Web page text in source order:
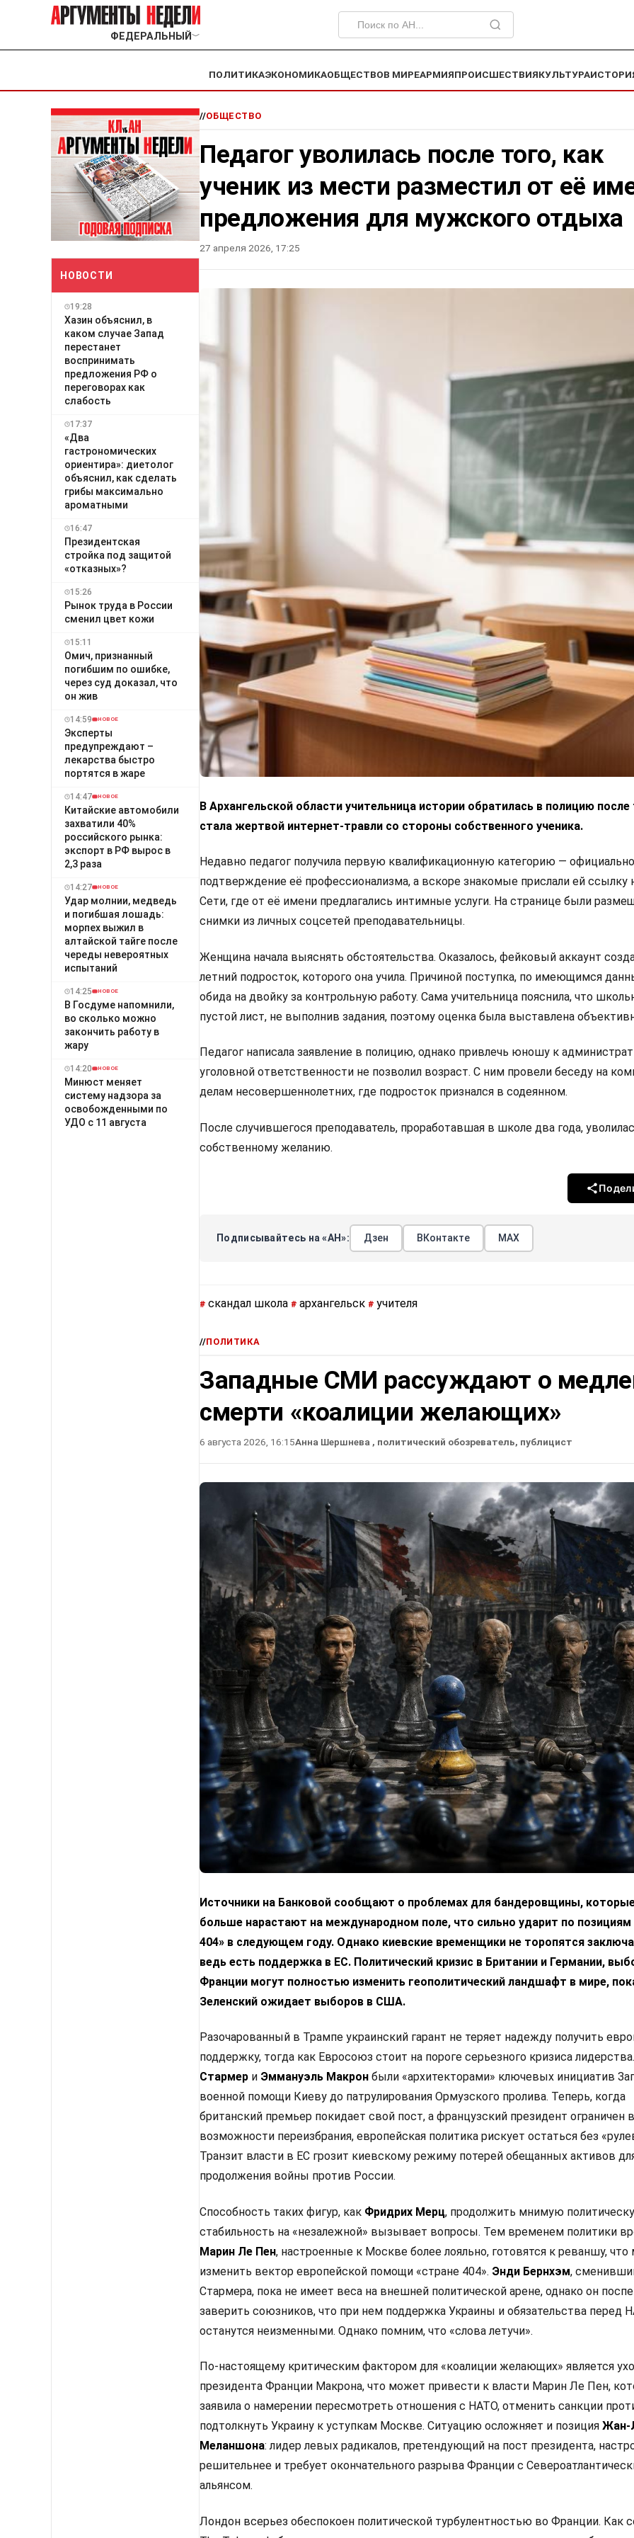
ФЕДЕРАЛЬНЫЙ ﹀
ПОЛИТИКАЭКОНОМИКАОБЩЕСТВОВ МИРЕАРМИЯПРОИСШЕСТВИЯКУЛЬТУРА
НОВОСТИ
19:28
Хазин объяснил, в
каком случае Запад
перестанет
воспринимать
предложения РФ о
переговорах как
слабость
17:37
«Два
гастрономических
ориентира»: диетолог
объяснил, как сделать
грибы максимально
ароматными
16:47
Президентская
стройка под защитой
«отказных»?
15:26
Рынок труда в России
сменил цвет кожи
15:11
Омич, признанный
погибшим по ошибке,
через суд доказал, что
он жив
14:59 НОВОЕ
Эксперты
предупреждают –
лекарства быстро
портятся в жаре
14:47 НОВОЕ
Китайские автомобили
захватили 40%
российского рынка:
экспорт в РФ вырос в
2,3 раза
14:27 НОВОЕ
Удар молнии, медведь
и погибшая лошадь:
морпех выжил в
алтайской тайге после
череды невероятных
испытаний
14:25 НОВОЕ
В Госдуме напомнили,
во сколько можно
закончить работу в
жару
14:20 НОВОЕ
Минюст меняет
систему надзора за
освобожденными по
УДО с 11 августа
//ОБЩЕСТВО
Педагог уволилась после того, как
ученик из мести разместил от её
предложения для мужского отдыха
27 апреля 2026, 17:25
В Архангельской области учительница истории обратилась в полицию после
стала жертвой интернет-травли со стороны собственного ученика.
Недавно педагог получила первую квалификационную категорию —
подтверждение её профессионализма, а вскоре знакомые прислали ей ссылку
Сети, где от её имени предлагались интимные услуги. На странице были
снимки из личных соцсетей преподавательницы.
Женщина начала выяснять обстоятельства. Оказалось, фейковый аккаунт
летний подросток, которого она учила. Причиной поступка, по имеющимся
обида на двойку за контрольную работу. Сама учительница пояснила, что
пустой лист, не выполнив задания, поэтому оценка была выставлена
Педагог написала заявление в полицию, однако привлечь юношу к
уголовной ответственности не позволил возраст. С ним провели беседу на
делам несовершеннолетних, где подросток признался в содеянном.
После случившегося преподаватель, проработавшая в школе два года,
собственному желанию.
Подписывайтесь на «АН»: Дзен ВКонтакте МАХ
# скандал школа # архангельск # учителя
//ПОЛИТИКА
Западные СМИ рассуждают о
смерти «коалиции желающих»
6 августа 2026, 16:15Анна Шершнева , политический обозреватель, публицист
Источники на Банковой сообщают о проблемах для бандеровщины,
больше нарастают на международном поле, что сильно ударит по
404» в следующем году. Однако киевские временщики не торопятся
ведь есть поддержка в ЕС. Политический кризис в Британии и Германии,
Франции могут полностью изменить геополитический ландшафт в мире,
Зеленский ожидает выборов в США.
Разочарованный в Трампе украинский гарант не теряет надежду получить
поддержку, тогда как Евросоюз стоит на пороге серьезного кризиса
Стармер и Эммануэль Макрон были «архитекторами» ключевых инициатив
военной помощи Киеву до патрулирования Ормузского пролива. Теперь, когда
британский премьер покидает свой пост, а французский президент ограничен в
возможности переизбрания, европейская политика рискует остаться без
Транзит власти в ЕС грозит киевскому режиму потерей обещанных активов
продолжения войны против России.
Способность таких фигур, как Фридрих Мерц, продолжить мнимую
стабильность на «незалежной» вызывает вопросы. Тем временем политики
Марин Ле Пен, настроенные к Москве более лояльно, готовятся к реваншу,
изменить вектор европейской помощи «стране 404». Энди Бернхэм,
Стармера, пока не имеет веса на внешней политической арене, однако он
заверить союзников, что при нем поддержка Украины и обязательства перед
останутся неизменными. Однако помним, что «слова летучи».
По-настоящему критическим фактором для «коалиции желающих» является
президента Франции Макрона, что может привести к власти Марин Ле Пен,
заявила о намерении пересмотреть отношения с НАТО, отменить санкции
подтолкнуть Украину к уступкам Москве. Ситуацию осложняет и позиция Жан-
Меланшона: лидер левых радикалов, претендующий на пост президента,
решительнее и требует окончательного разрыва Франции с
альянсом.
Лондон всерьез обеспокоен политической турбулентностью во Франции. Как